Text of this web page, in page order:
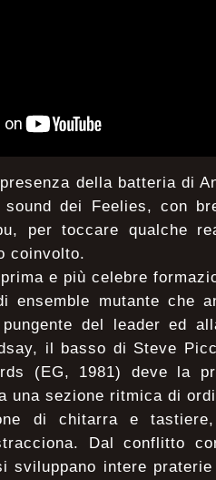
della batteria di
sound dei Feelies, con
per toccare qualche
coinvolto.
e più celebre
ensemble mutante che
del leader ed
il basso di Steve
(EG, 1981) deve la
una sezione ritmica di
di chitarra e
Dal conflitto
sviluppano intere